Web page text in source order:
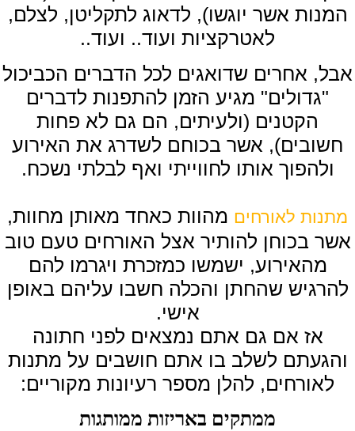
המנות אשר יוגשו), לדאוג לתקליטן, לצלם,
לאטרקציות ועוד.. ועוד..
אבל, אחרים שדואגים לכל הדברים הכביכול
"גדולים" מגיע הזמן להתפנות לדברים
הקטנים (ולעיתים, הם גם לא פחות
חשובים), אשר בכוחם לשדרג את האירוע
ולהפוך אותו לחווייתי ואף לבלתי נשכח.
מתנות לאורחים מהוות כאחד מאותן מחוות,
אשר בכוחן להותיר אצל האורחים טעם טוב
מהאירוע, ישמשו כמזכרת ויגרמו להם
להרגיש שהחתן והכלה חשבו עליהם באופן
אישי.
אז אם גם אתם נמצאים לפני חתונה
והגעתם לשלב בו אתם חושבים על מתנות
לאורחים, להלן מספר רעיונות מקוריים:
ממתקים באריזות ממותגות